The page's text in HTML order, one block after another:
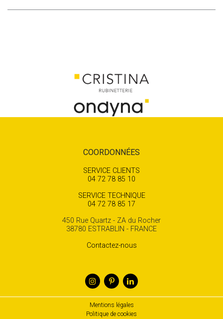
COORDONNÉES
SERVICE CLIENTS
04 72 78 85 10
SERVICE TECHNIQUE
04 72 78 85 17
450 Rue Quartz - ZA du Rocher
38780 ESTRABLIN - FRANCE
Contactez-nous
Mentions légales
Politique de cookies